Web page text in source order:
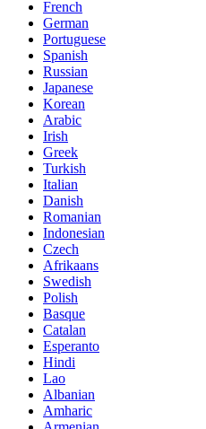
French
German
Portuguese
Spanish
Russian
Japanese
Korean
Arabic
Irish
Greek
Turkish
Italian
Danish
Romanian
Indonesian
Czech
Afrikaans
Swedish
Polish
Basque
Catalan
Esperanto
Hindi
Lao
Albanian
Amharic